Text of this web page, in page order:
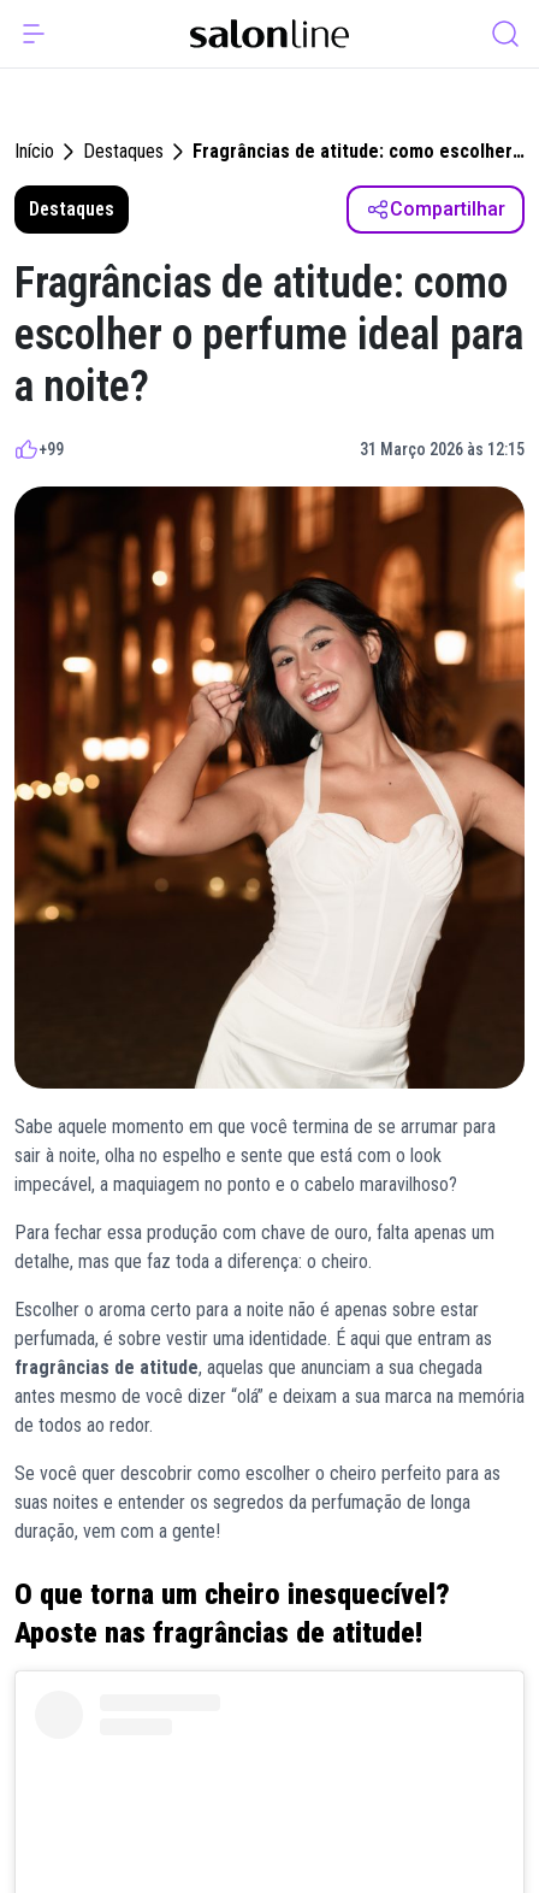
Início Destaques
Fragrâncias de atitude: como escolher
o perfume ideal para a noite?
Destaques
Compartilhar
Fragrâncias de atitude: como
escolher o perfume ideal para
a noite?
+99 31 Março 2026 às 12:15
Sabe aquele momento em que você termina de se arrumar para
sair à noite, olha no espelho e sente que está com o look
impecável, a maquiagem no ponto e o cabelo maravilhoso?
Para fechar essa produção com chave de ouro, falta apenas um
detalhe, mas que faz toda a diferença: o cheiro.
Escolher o aroma certo para a noite não é apenas sobre estar
perfumada, é sobre vestir uma identidade. É aqui que entram as
fragrâncias de atitude, aquelas que anunciam a sua chegada
antes mesmo de você dizer “olá” e deixam a sua marca na memória
de todos ao redor.
Se você quer descobrir como escolher o cheiro perfeito para as
suas noites e entender os segredos da perfumação de longa
duração, vem com a gente!
O que torna um cheiro inesquecível?
Aposte nas fragrâncias de atitude!